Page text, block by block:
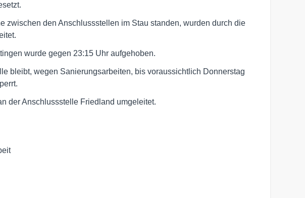
zwischen den Anschlussstellen im Stau standen, wurden durch die
wurde gegen 23:15 Uhr aufgehoben.
bleibt, wegen Sanierungsarbeiten, bis voraussichtlich Donnerstag
der Anschlussstelle Friedland umgeleitet.